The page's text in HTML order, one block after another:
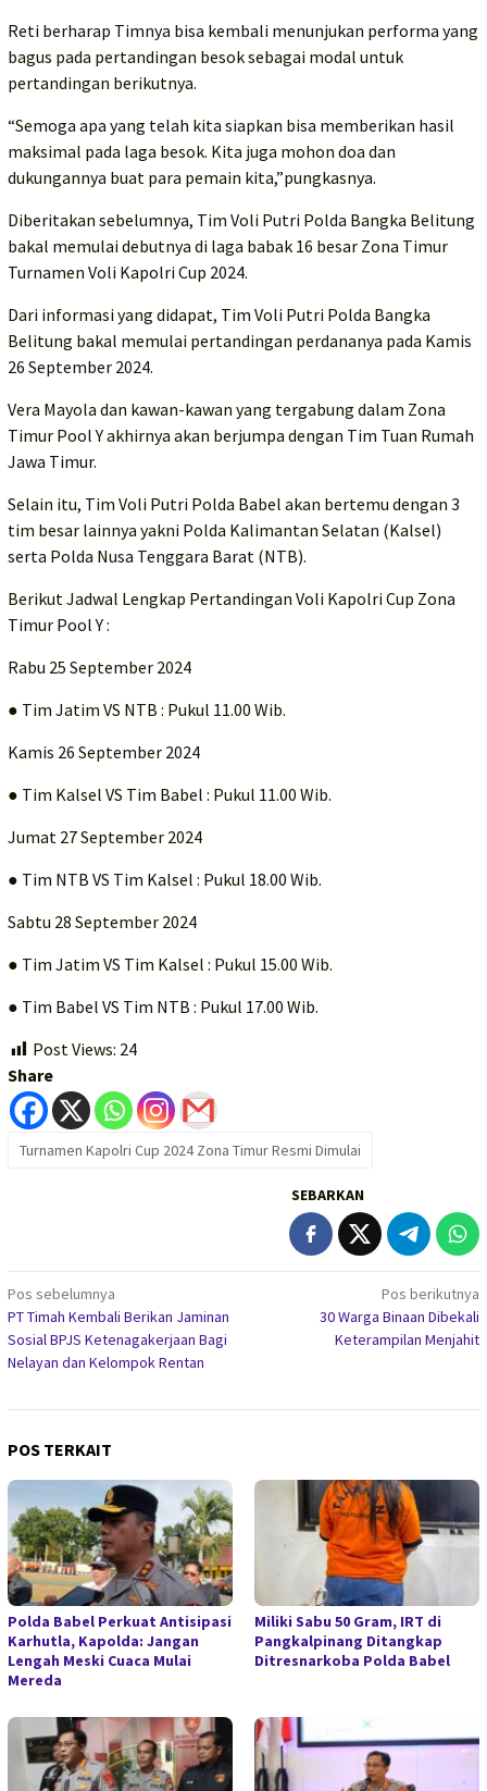
Reti berharap Timnya bisa kembali menunjukan performa yang
bagus pada pertandingan besok sebagai modal untuk
pertandingan berikutnya.
“Semoga apa yang telah kita siapkan bisa memberikan hasil
maksimal pada laga besok. Kita juga mohon doa dan
dukungannya buat para pemain kita,”pungkasnya.
Diberitakan sebelumnya, Tim Voli Putri Polda Bangka Belitung
bakal memulai debutnya di laga babak 16 besar Zona Timur
Turnamen Voli Kapolri Cup 2024.
Dari informasi yang didapat, Tim Voli Putri Polda Bangka
Belitung bakal memulai pertandingan perdananya pada Kamis
26 September 2024.
Vera Mayola dan kawan-kawan yang tergabung dalam Zona
Timur Pool Y akhirnya akan berjumpa dengan Tim Tuan Rumah
Jawa Timur.
Selain itu, Tim Voli Putri Polda Babel akan bertemu dengan 3
tim besar lainnya yakni Polda Kalimantan Selatan (Kalsel)
serta Polda Nusa Tenggara Barat (NTB).
Berikut Jadwal Lengkap Pertandingan Voli Kapolri Cup Zona
Timur Pool Y :
Rabu 25 September 2024
● Tim Jatim VS NTB : Pukul 11.00 Wib.
Kamis 26 September 2024
● Tim Kalsel VS Tim Babel : Pukul 11.00 Wib.
Jumat 27 September 2024
● Tim NTB VS Tim Kalsel : Pukul 18.00 Wib.
Sabtu 28 September 2024
● Tim Jatim VS Tim Kalsel : Pukul 15.00 Wib.
● Tim Babel VS Tim NTB : Pukul 17.00 Wib.
Post Views: 24
Share
Turnamen Kapolri Cup 2024 Zona Timur Resmi Dimulai
SEBARKAN
Navigasi
pos
Pos sebelumnya
PT Timah Kembali Berikan Jaminan
Sosial BPJS Ketenagakerjaan Bagi
Nelayan dan Kelompok Rentan
Pos berikutnya
30 Warga Binaan Dibekali
Keterampilan Menjahit
POS TERKAIT
Polda Babel Perkuat Antisipasi
Karhutla, Kapolda: Jangan
Lengah Meski Cuaca Mulai
Mereda
Miliki Sabu 50 Gram, IRT di
Pangkalpinang Ditangkap
Ditresnarkoba Polda Babel